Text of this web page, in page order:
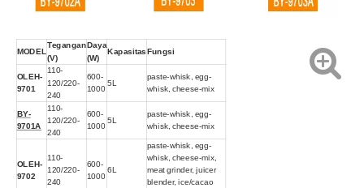
MODEL
Tegangan
(V)
Daya
(W)
KapasitasFungsi
OLEH-
9701
110-
120/220-
240
600-
1000
5L
paste-whisk, egg-
whisk, cheese-mix
BY-
9701A
110-
120/220-
240
600-
1000
5L
paste-whisk, egg-
whisk, cheese-mix
OLEH-
9702
110-
120/220-
240
600-
1000
6L
paste-whisk, egg-
whisk, cheese-mix,
meat grinder, juicer
blender, ice/cacao